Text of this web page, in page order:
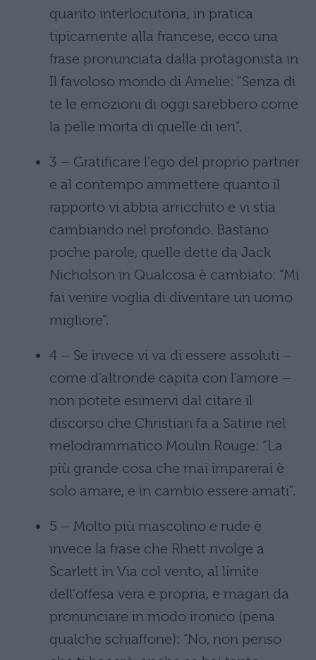
quanto interlocutoria, in pratica
tipicamente alla francese, ecco una
frase pronunciata dalla protagonista in
Il favoloso mondo di Amelie: “Senza di
te le emozioni di oggi sarebbero come
la pelle morta di quelle di ieri”.
3 – Gratificare l'ego del proprio partner
e al contempo ammettere quanto il
rapporto vi abbia arricchito e vi stia
cambiando nel profondo. Bastano
poche parole, quelle dette da Jack
Nicholson in Qualcosa è cambiato: “Mi
fai venire voglia di diventare un uomo
migliore”.
4 – Se invece vi va di essere assoluti –
come d'altronde capita con l'amore –
non potete esimervi dal citare il
discorso che Christian fa a Satine nel
melodrammatico Moulin Rouge: “La
più grande cosa che mai imparerai è
solo amare, e in cambio essere amati”.
5 – Molto più mascolino e rude è
invece la frase che Rhett rivolge a
Scarlett in Via col vento, al limite
dell'offesa vera e propria, e magari da
pronunciare in modo ironico (pena
qualche schiaffone): “No, non penso